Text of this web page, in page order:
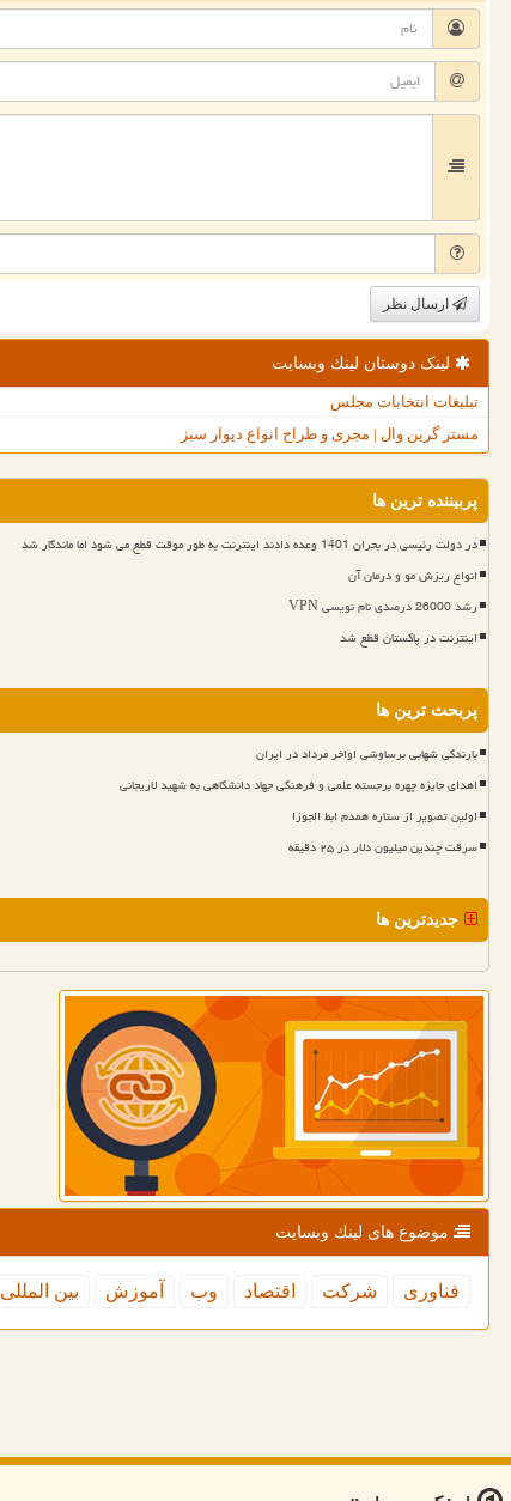
ارسال نظر
لینک دوستان لینك وبسایت
تبلیغات انتخابات مجلس
مستر گرین وال | مجری و طراح انواع دیوار سبز
پربیننده ترین ها
در دولت رئیسی در بحران 1401 وعده دادند اینترنت به طور موقت قطع می شود اما ماندگار شد
انواع ریزش مو و درمان آن
رشد 26000 درصدی نام نویسی VPN
اینترنت در پاکستان قطع شد
پربحث ترین ها
بارندگی شهابی برساوشی اواخر مرداد در ایران
اهدای جایزه چهره برجسته علمی و فرهنگی جهاد دانشگاهی به شهید لاریجانی
اولین تصویر از ستاره همدم ابط الجوزا
سرقت چندین میلیون دلار در ۲۵ دقیقه
جدیدترین ها
موضوع های لینك وبسایت
فناوری شركت اقتصاد وب آموزش بین المللی